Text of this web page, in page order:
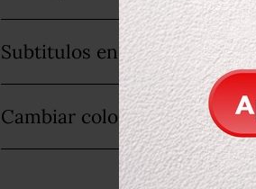
Subtitulos en video
Cambiar color de fondo